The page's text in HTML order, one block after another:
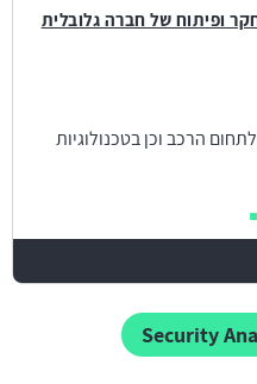
החברה עוסקת בעולם ה-Security לתחום הרכב וכן בטכנולוגיות